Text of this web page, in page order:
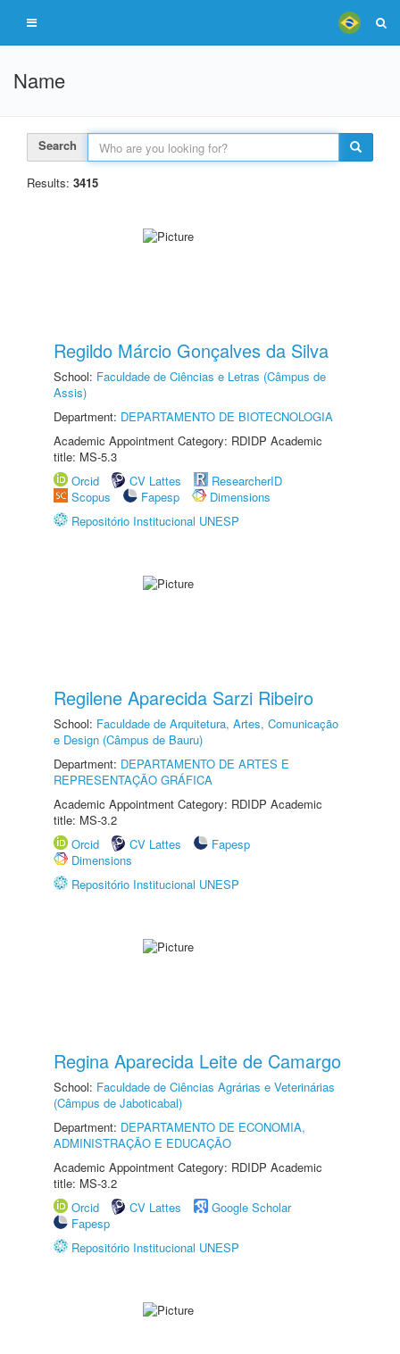
Name
Search
Results: 3415
Regildo Márcio Gonçalves da Silva
School: Faculdade de Ciências e Letras (Câmpus de
Assis)
Department: DEPARTAMENTO DE BIOTECNOLOGIA
Academic Appointment Category: RDIDP Academic
title: MS-5.3
Orcid
CV Lattes
ResearcherID
Scopus
Fapesp
Dimensions
Repositório Institucional UNESP
Regilene Aparecida Sarzi Ribeiro
School: Faculdade de Arquitetura, Artes, Comunicação
e Design (Câmpus de Bauru)
Department: DEPARTAMENTO DE ARTES E
REPRESENTAÇÃO GRÁFICA
Academic Appointment Category: RDIDP Academic
title: MS-3.2
Orcid
CV Lattes
Fapesp
Dimensions
Repositório Institucional UNESP
Regina Aparecida Leite de Camargo
School: Faculdade de Ciências Agrárias e Veterinárias
(Câmpus de Jaboticabal)
Department: DEPARTAMENTO DE ECONOMIA,
ADMINISTRAÇÃO E EDUCAÇÃO
Academic Appointment Category: RDIDP Academic
title: MS-3.2
Orcid
CV Lattes
Google Scholar
Fapesp
Repositório Institucional UNESP